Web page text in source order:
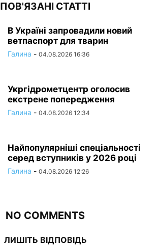
ПОВ'ЯЗАНІ СТАТТІ
В Україні запровадили новий
ветпаспорт для тварин
Галина - 04.08.2026 16:36
Укргідрометцентр оголосив
екстрене попередження
Галина - 04.08.2026 12:34
Найпопулярніші спеціальності
серед вступників у 2026 році
Галина - 04.08.2026 12:26
NO COMMENTS
ЛИШІТЬ ВІДПОВІДЬ